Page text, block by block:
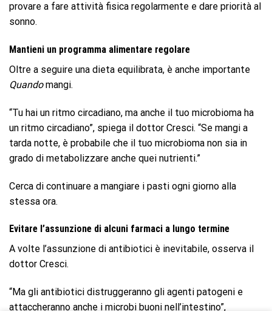
provare a fare attività fisica regolarmente e dare priorità al
sonno.
Mantieni un programma alimentare regolare
Oltre a seguire una dieta equilibrata, è anche importante
Quandomangi.
“Tu hai un ritmo circadiano, ma anche il tuo microbioma ha
un ritmo circadiano”, spiega il dottor Cresci. “Se mangi a
tarda notte, è probabile che il tuo microbioma non sia in
grado di metabolizzare anche quei nutrienti.”
Cerca di continuare a mangiare i pasti ogni giorno alla
stessa ora.
Evitare l’assunzione di alcuni farmaci a lungo termine
A volte l’assunzione di antibiotici è inevitabile, osserva il
dottor Cresci.
“Ma gli antibiotici distruggeranno gli agenti patogeni e
attaccheranno anche i microbi buoni nell’intestino”,